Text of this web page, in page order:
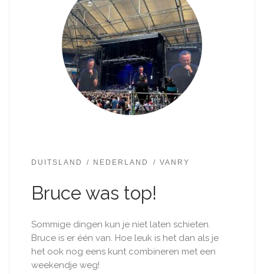
DUITSLAND NEDERLAND VANRY
Bruce was top!
Sommige dingen kun je niet laten schieten.
Bruce is er één van. Hoe leuk is het dan als je
het ook nog eens kunt combineren met een
weekendje weg!